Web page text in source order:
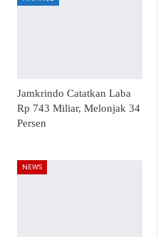
Jamkrindo Catatkan Laba
Rp 743 Miliar, Melonjak 34
Persen
NEWS